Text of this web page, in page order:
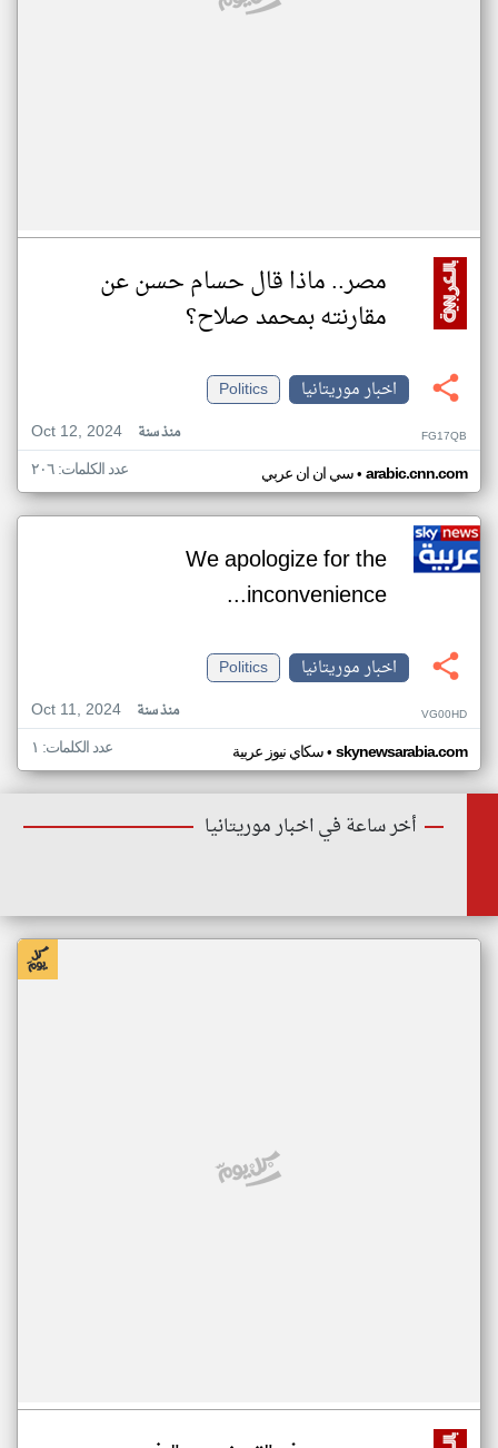
مصر.. ماذا قال حسام حسن عن
مقارنته بمحمد صلاح؟
اخبار موريتانيا
Politics
Oct 12, 2024
منذ سنة FG17QB
سي ان ان عربي• arabic.cnn.com عدد الكلمات: ٢٠٦
We apologize for the
inconvenience...
اخبار موريتانيا
Politics
Oct 11, 2024
منذ سنة VG00HD
سكاي نيوز عربية• skynewsarabia.com عدد الكلمات: ١
أخر ساعة في اخبار موريتانيا